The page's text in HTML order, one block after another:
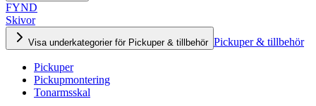
FYND
Skivor
Visa underkategorier för Pickuper & tillbehör Pickuper & tillbehör
Pickuper
Pickupmontering
Tonarmsskal